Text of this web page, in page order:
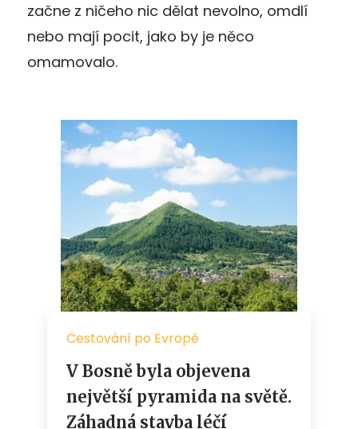
začne z ničeho nic dělat nevolno, omdlí
nebo mají pocit, jako by je něco
omamovalo.